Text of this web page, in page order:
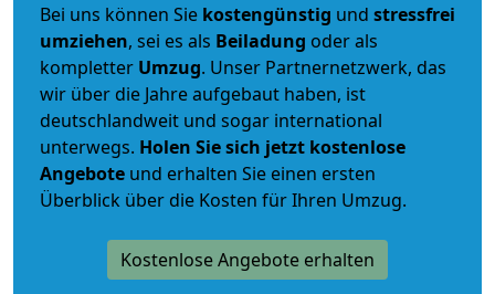
Bei uns können Sie kostengünstig und stressfrei
umziehen, sei es als Beiladung oder als
kompletter Umzug. Unser Partnernetzwerk, das
wir über die Jahre aufgebaut haben, ist
deutschlandweit und sogar international
unterwegs. Holen Sie sich jetzt kostenlose
Angebote und erhalten Sie einen ersten
Überblick über die Kosten für Ihren Umzug.
Kostenlose Angebote erhalten